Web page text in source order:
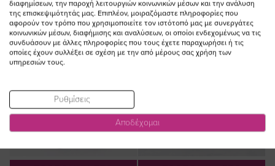
διαφημίσεων, την παροχή λειτουργιών κοινωνικών μέσων και την ανάλυση
της επισκεψιμότητάς μας. Επιπλέον, μοιραζόμαστε πληροφορίες που
αφορούν τον τρόπο που χρησιμοποιείτε τον ιστότοπό μας με συνεργάτες
κοινωνικών μέσων, διαφήμισης και αναλύσεων, οι οποίοι ενδεχομένως να τις
συνδυάσουν με άλλες πληροφορίες που τους έχετε παραχωρήσει ή τις
οποίες έχουν συλλέξει σε σχέση με την από μέρους σας χρήση των
υπηρεσιών τους.
Ρυθμίσεις
Αποδέχομαι